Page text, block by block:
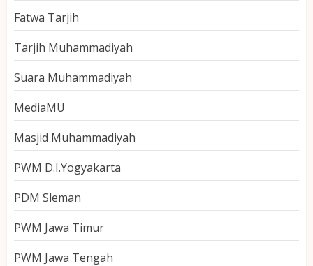
Fatwa Tarjih
Tarjih Muhammadiyah
Suara Muhammadiyah
MediaMU
Masjid Muhammadiyah
PWM D.I.Yogyakarta
PDM Sleman
PWM Jawa Timur
PWM Jawa Tengah